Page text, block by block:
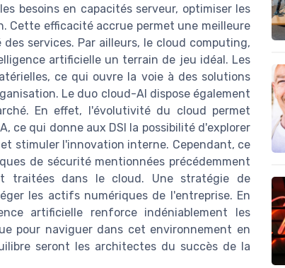
besoins en capacités serveur, optimiser les
Cette efficacité accrue permet une meilleure
services. Par ailleurs, le cloud computing,
artificielle un terrain de jeu idéal. Les
ce qui ouvre la voie à des solutions
Le duo cloud-AI dispose également
En effet, l'évolutivité du cloud permet
ce qui donne aux DSI la possibilité d'explorer
stimuler l'innovation interne. Cependant, ce
de sécurité mentionnées précédemment
traitées dans le cloud. Une stratégie de
les actifs numériques de l'entreprise. En
artificielle renforce indéniablement les
pour naviguer dans cet environnement en
seront les architectes du succès de la